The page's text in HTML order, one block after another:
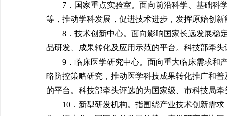
7．国家重点实验室。面向前沿科学、基础科
等，推动学科发展，促进技术进步，发挥原始创
8．技术创新中心。面向影响国家长远发展稳
品研发、成果转化及应用示范的平台。科技部牵
9．临床医学研究中心。面向重大临床需求和
略防控策略研究，推动医学科技成果转化推广和
的平台。科技部牵头评选的为国家级、市科技局
10．新型研发机构。指围绕产业技术创新需